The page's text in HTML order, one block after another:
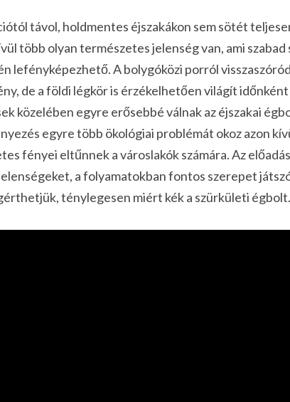
távol, holdmentes éjszakákon sem sötét
több olyan természetes jelenség van, ami szabad
lefényképezhető. A bolygóközi porról
de a földi légkör is érzékelhetően világít
közelében egyre erősebbé válnak az éjszakai
egyre több ökológiai problémát okoz azon
fényei eltűnnek a városlakók számára. Az
a folyamatokban fontos szerepet
ténylegesen miért kék a szürkületi égbolt.